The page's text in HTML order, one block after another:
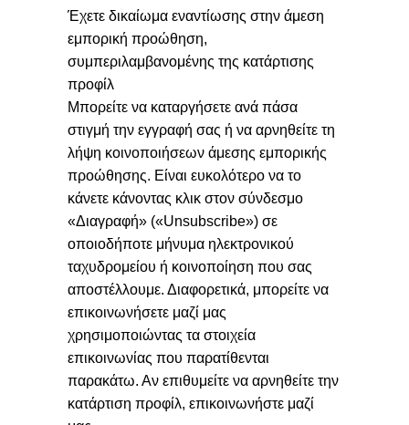
Έχετε δικαίωμα εναντίωσης στην άμεση
εμπορική προώθηση,
συμπεριλαμβανομένης της κατάρτισης
προφίλ
Μπορείτε να καταργήσετε ανά πάσα
στιγμή την εγγραφή σας ή να αρνηθείτε τη
λήψη κοινοποιήσεων άμεσης εμπορικής
προώθησης. Είναι ευκολότερο να το
κάνετε κάνοντας κλικ στον σύνδεσμο
«Διαγραφή» («Unsubscribe») σε
οποιοδήποτε μήνυμα ηλεκτρονικού
ταχυδρομείου ή κοινοποίηση που σας
αποστέλλουμε. Διαφορετικά, μπορείτε να
επικοινωνήσετε μαζί μας
χρησιμοποιώντας τα στοιχεία
επικοινωνίας που παρατίθενται
παρακάτω. Αν επιθυμείτε να αρνηθείτε την
κατάρτιση προφίλ, επικοινωνήστε μαζί